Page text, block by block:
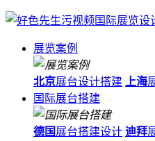
展览案例
北京展台设计搭建 上海
国际展台搭建
德国 展台搭建设计 迪拜